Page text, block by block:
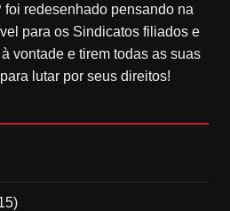
redesenhado pensando na
para os Sindicatos filiados e
vontade e tirem todas as suas
lutar por seus direitos!